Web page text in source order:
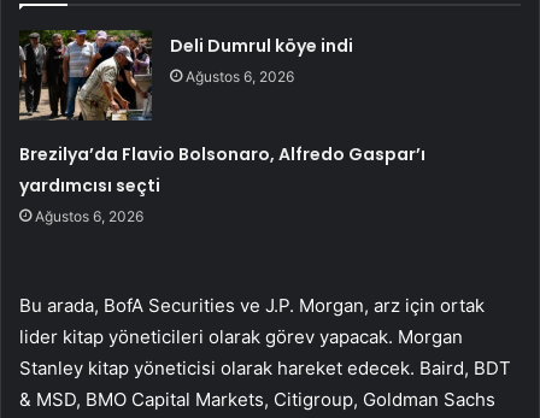
Deli Dumrul köye indi
Ağustos 6, 2026
Brezilya’da Flavio Bolsonaro, Alfredo Gaspar’ı
yardımcısı seçti
Ağustos 6, 2026
Bu arada, BofA Securities ve J.P. Morgan, arz için ortak
lider kitap yöneticileri olarak görev yapacak. Morgan
Stanley kitap yöneticisi olarak hareket edecek. Baird, BDT
& MSD, BMO Capital Markets, Citigroup, Goldman Sachs